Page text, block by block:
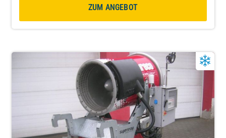
ZUM ANGEBOT